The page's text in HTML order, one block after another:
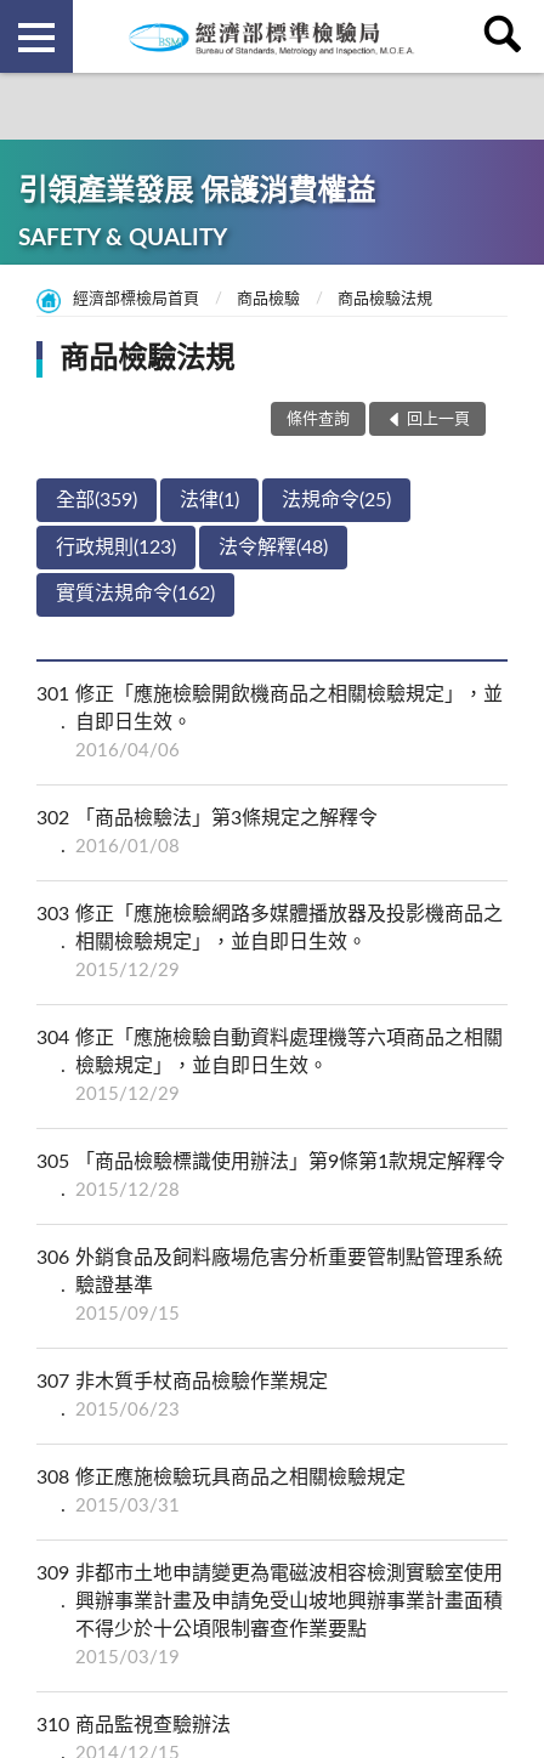
引領產業發展 保護消費權益
SAFETY & QUALITY
經濟部標檢局首頁 商品檢驗 商品檢驗法規
商品檢驗法規
條件查詢 回上一頁
全部(359) 法律(1) 法規命令(25)
行政規則(123) 法令解釋(48)
實質法規命令(162)
301 修正「應施檢驗開飲機商品之相關檢驗規定」，並
自即日生效。
2016/04/06
302 「商品檢驗法」第3條規定之解釋令
2016/01/08
303 修正「應施檢驗網路多媒體播放器及投影機商品之
相關檢驗規定」，並自即日生效。
2015/12/29
304 修正「應施檢驗自動資料處理機等六項商品之相關
檢驗規定」，並自即日生效。
2015/12/29
305 「商品檢驗標識使用辦法」第9條第1款規定解釋令
2015/12/28
306 外銷食品及飼料廠場危害分析重要管制點管理系統
驗證基準
2015/09/15
307 非木質手杖商品檢驗作業規定
2015/06/23
308 修正應施檢驗玩具商品之相關檢驗規定
2015/03/31
309 非都市土地申請變更為電磁波相容檢測實驗室使用
興辦事業計畫及申請免受山坡地興辦事業計畫面積
不得少於十公頃限制審查作業要點
2015/03/19
310 商品監視查驗辦法
2014/12/15